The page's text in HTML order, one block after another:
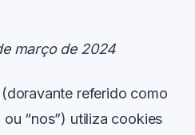
março de 2024
referido como
ou “nos”) utiliza cookies